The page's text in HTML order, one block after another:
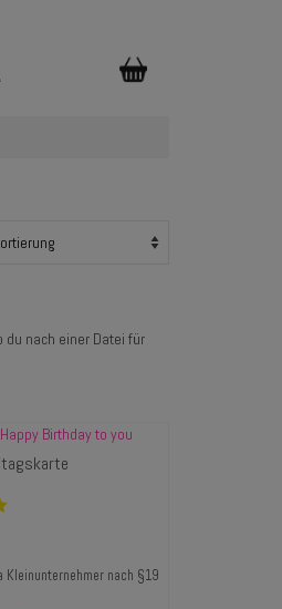
du nach einer Datei für
Kleinunternehmer nach §19